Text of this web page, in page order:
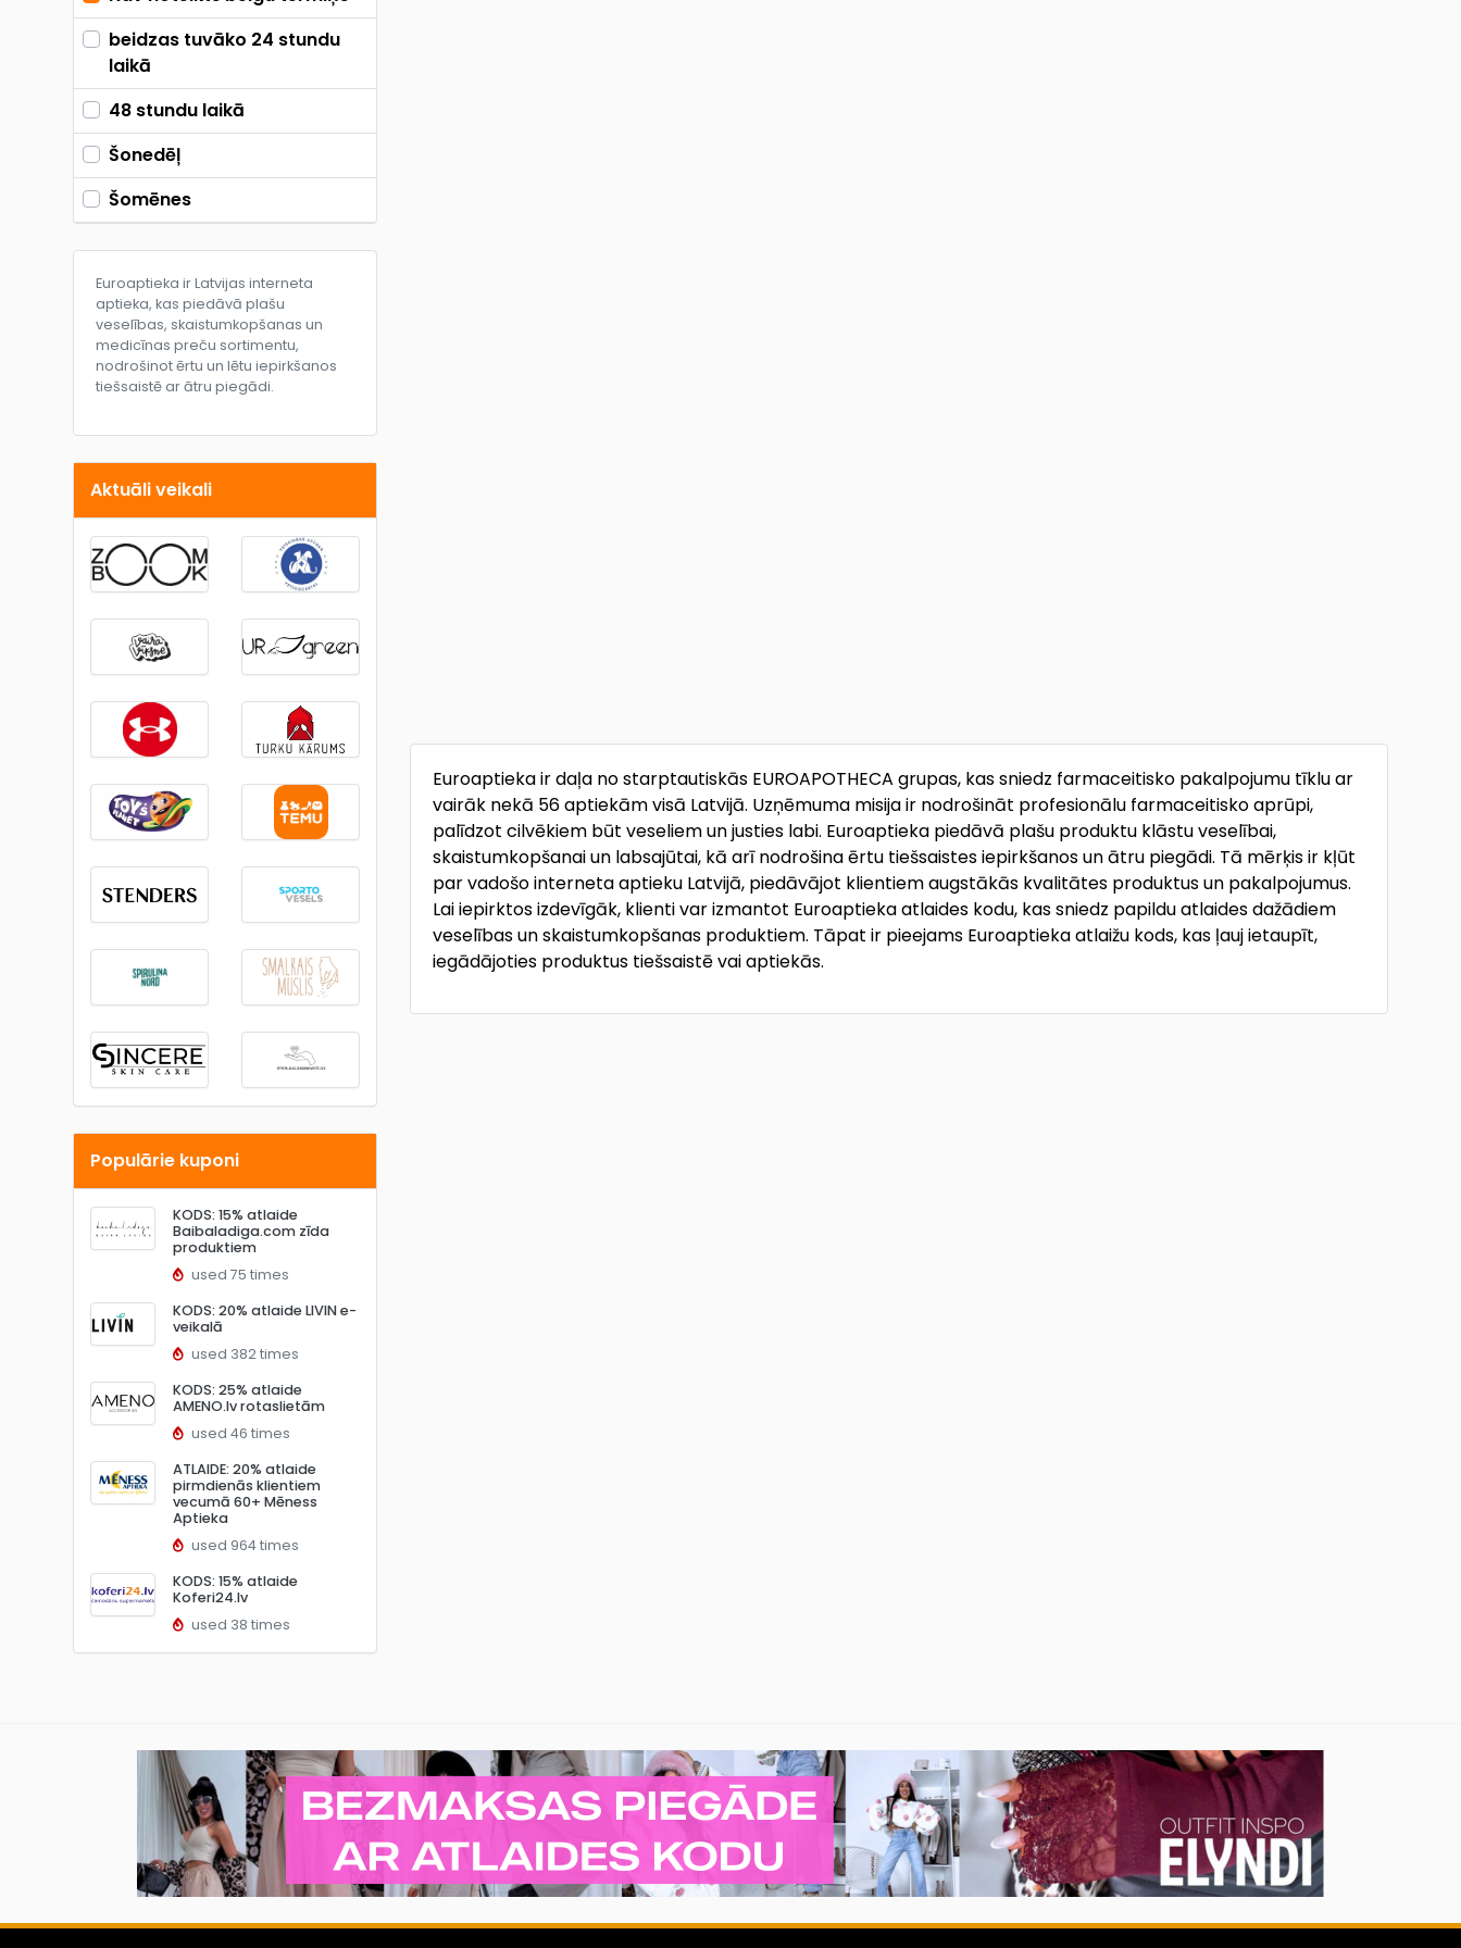
beidzas tuvāko 24 stundu
laikā
48 stundu laikā
Šonedēļ
Šomēnes
Euroaptieka ir Latvijas interneta
aptieka, kas piedāvā plašu
veselības, skaistumkopšanas un
medicīnas preču sortimentu,
nodrošinot ērtu un lētu iepirkšanos
tiešsaistē ar ātru piegādi.
Aktuāli veikali
Populārie kuponi
KODS: 15% atlaide
Baibaladiga.com zīda
produktiem
used 75 times
KODS: 20% atlaide LIVIN e-
veikalā
used 382 times
KODS: 25% atlaide
AMENO.lv rotaslietām
used 46 times
ATLAIDE: 20% atlaide
pirmdienās klientiem
vecumā 60+ Mēness
Aptieka
used 964 times
KODS: 15% atlaide
Koferi24.lv
used 38 times
Euroaptieka ir daļa no starptautiskās EUROAPOTHECA grupas, kas sniedz farmaceitisko pakalpojumu tīklu ar
vairāk nekā 56 aptiekām visā Latvijā. Uzņēmuma misija ir nodrošināt profesionālu farmaceitisko aprūpi,
palīdzot cilvēkiem būt veseliem un justies labi. Euroaptieka piedāvā plašu produktu klāstu veselībai,
skaistumkopšanai un labsajūtai, kā arī nodrošina ērtu tiešsaistes iepirkšanos un ātru piegādi. Tā mērķis ir kļūt
par vadošo interneta aptieku Latvijā, piedāvājot klientiem augstākās kvalitātes produktus un pakalpojumus.
Lai iepirktos izdevīgāk, klienti var izmantot Euroaptieka atlaides kodu, kas sniedz papildu atlaides dažādiem
veselības un skaistumkopšanas produktiem. Tāpat ir pieejams Euroaptieka atlaižu kods, kas ļauj ietaupīt,
iegādājoties produktus tiešsaistē vai aptiekās.